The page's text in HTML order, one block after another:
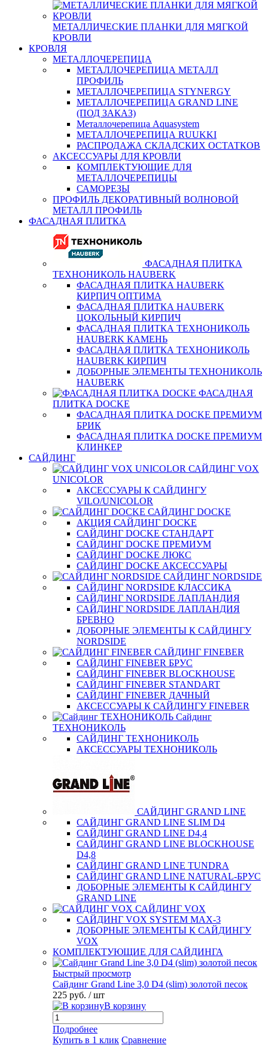
МЕТАЛЛИЧЕСКИЕ ПЛАНКИ ДЛЯ МЯГКОЙ
КРОВЛИ
КРОВЛЯ
МЕТАЛЛОЧЕРЕПИЦА
МЕТАЛЛОЧЕРЕПИЦА МЕТАЛЛ
ПРОФИЛЬ
МЕТАЛЛОЧЕРЕПИЦА STYNERGY
МЕТАЛЛОЧЕРЕПИЦА GRAND LINE
(ПОД ЗАКАЗ)
Металлочерепица Aquasystem
МЕТАЛЛОЧЕРЕПИЦА RUUKKI
РАСПРОДАЖА СКЛАДСКИХ ОСТАТКОВ
АКСЕССУАРЫ ДЛЯ КРОВЛИ
КОМПЛЕКТУЮЩИЕ ДЛЯ
МЕТАЛЛОЧЕРЕПИЦЫ
САМОРЕЗЫ
ПРОФИЛЬ ДЕКОРАТИВНЫЙ ВОЛНОВОЙ
МЕТАЛЛ ПРОФИЛЬ
ФАСАДНАЯ ПЛИТКА
ФАСАДНАЯ ПЛИТКА
ТЕХНОНИКОЛЬ HAUBERK
ФАСАДНАЯ ПЛИТКА HAUBERK
КИРПИЧ ОПТИМА
ФАСАДНАЯ ПЛИТКА HAUBERK
ЦОКОЛЬНЫЙ КИРПИЧ
ФАСАДНАЯ ПЛИТКА ТЕХНОНИКОЛЬ
HAUBERK КАМЕНЬ
ФАСАДНАЯ ПЛИТКА ТЕХНОНИКОЛЬ
HAUBERK КИРПИЧ
ДОБОРНЫЕ ЭЛЕМЕНТЫ ТЕХНОНИКОЛЬ
HAUBERK
ФАСАДНАЯ
ПЛИТКА DOCKE
ФАСАДНАЯ ПЛИТКА DOCKE ПРЕМИУМ
БРИК
ФАСАДНАЯ ПЛИТКА DOCKE ПРЕМИУМ
КЛИНКЕР
САЙДИНГ
САЙДИНГ VOX
UNICOLOR
АКСЕССУАРЫ К САЙДИНГУ
VILO/UNICOLOR
САЙДИНГ DOCKE
АКЦИЯ САЙДИНГ DOCKE
САЙДИНГ DOCKE СТАНДАРТ
САЙДИНГ DOCKE ПРЕМИУМ
САЙДИНГ DOCKE ЛЮКС
САЙДИНГ DOCKE АКСЕССУАРЫ
САЙДИНГ NORDSIDE
САЙДИНГ NORDSIDE КЛАССИКА
САЙДИНГ NORDSIDE ЛАПЛАНДИЯ
САЙДИНГ NORDSIDE ЛАПЛАНДИЯ
БРЕВНО
ДОБОРНЫЕ ЭЛЕМЕНТЫ К САЙДИНГУ
NORDSIDE
САЙДИНГ FINEBER
САЙДИНГ FINEBER БРУС
САЙДИНГ FINEBER BLOCKHOUSE
САЙДИНГ FINEBER STANDART
САЙДИНГ FINEBER ДАЧНЫЙ
АКСЕССУАРЫ К САЙДИНГУ FINEBER
Сайдинг
ТЕХНОНИКОЛЬ
САЙДИНГ ТЕХНОНИКОЛЬ
АКСЕССУАРЫ ТЕХНОНИКОЛЬ
САЙДИНГ GRAND LINE
САЙДИНГ GRAND LINE SLIM D4
САЙДИНГ GRAND LINE D4,4
САЙДИНГ GRAND LINE BLOCKHOUSE
D4,8
САЙДИНГ GRAND LINE TUNDRA
САЙДИНГ GRAND LINE NATURAL-БРУС
ДОБОРНЫЕ ЭЛЕМЕНТЫ К САЙДИНГУ
GRAND LINE
САЙДИНГ VOX
САЙДИНГ VOX SYSTEM MAX-3
ДОБОРНЫЕ ЭЛЕМЕНТЫ К САЙДИНГУ
VOX
КОМПЛЕКТУЮЩИЕ ДЛЯ САЙДИНГА
Быстрый просмотр
Сайдинг Grand Line 3,0 D4 (slim) золотой песок
225 руб. / шт
В корзину
Подробнее
Купить в 1 клик Сравнение